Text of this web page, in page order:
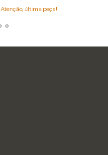
Atenção, última peça!